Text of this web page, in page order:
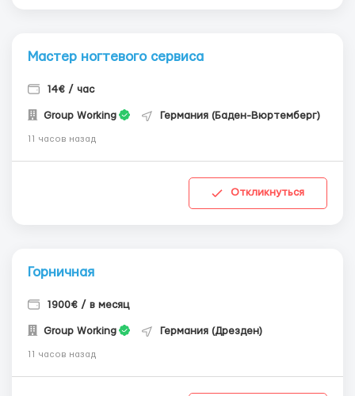
Мастер ногтевого сервиса
14€ / час
Group Working Германия (Баден-Вюртемберг)
11 часов назад
Откликнуться
Горничная
1900€ / в месяц
Group Working Германия (Дрезден)
11 часов назад